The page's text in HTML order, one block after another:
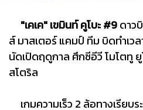
"เคเค" เขมินท์ คูโบะ #9ดาว
ส์ มาสเตอร์ แคมป์ ทีม บิดทำเว
นัดเปิดฤดูกาล ศึกซีอีวี โมโตทู
สโตริล
เกมความเร็ว 2 ล้อทางเรียบ